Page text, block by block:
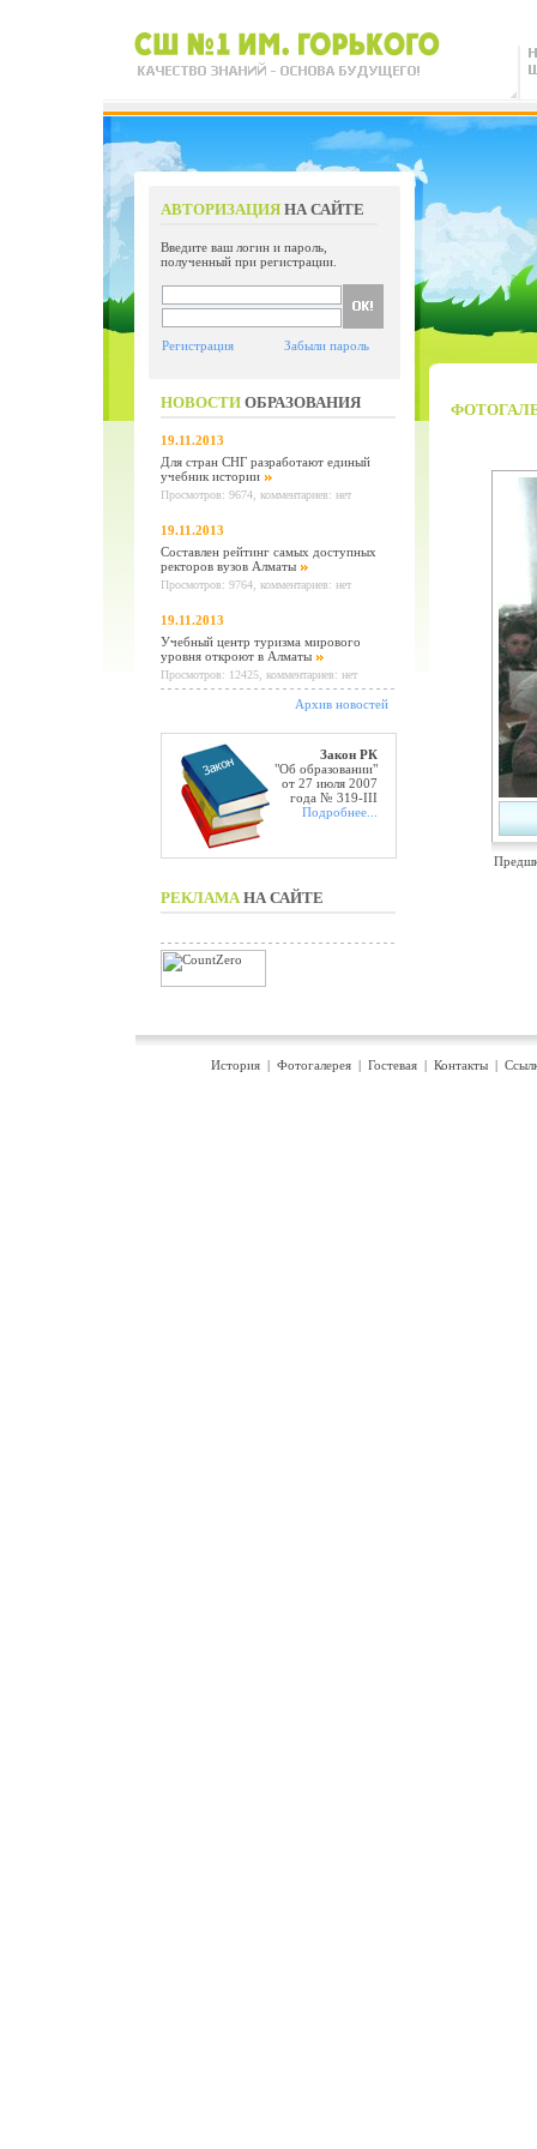
АВТОРИЗАЦИЯ НА САЙТЕ
Введите ваш логин и пароль,
полученный при регистрации.
Регистрация Забыли пароль
НОВОСТИ ОБРАЗОВАНИЯ
19.11.2013
Для стран СНГ разработают единый
учебник истории
Просмотров: 9674, комментариев: нет
19.11.2013
Составлен рейтинг самых доступных
ректоров вузов Алматы
Просмотров: 9764, комментариев: нет
19.11.2013
Учебный центр туризма мирового
уровня откроют в Алматы
Просмотров: 12425, комментариев: нет
Архив новостей
Закон РК
"Об образовании"
от 27 июля 2007
года № 319-III
Подробнее...
РЕКЛАМАНА САЙТЕ
История | Фотогалерея | Гостевая | Контакты |